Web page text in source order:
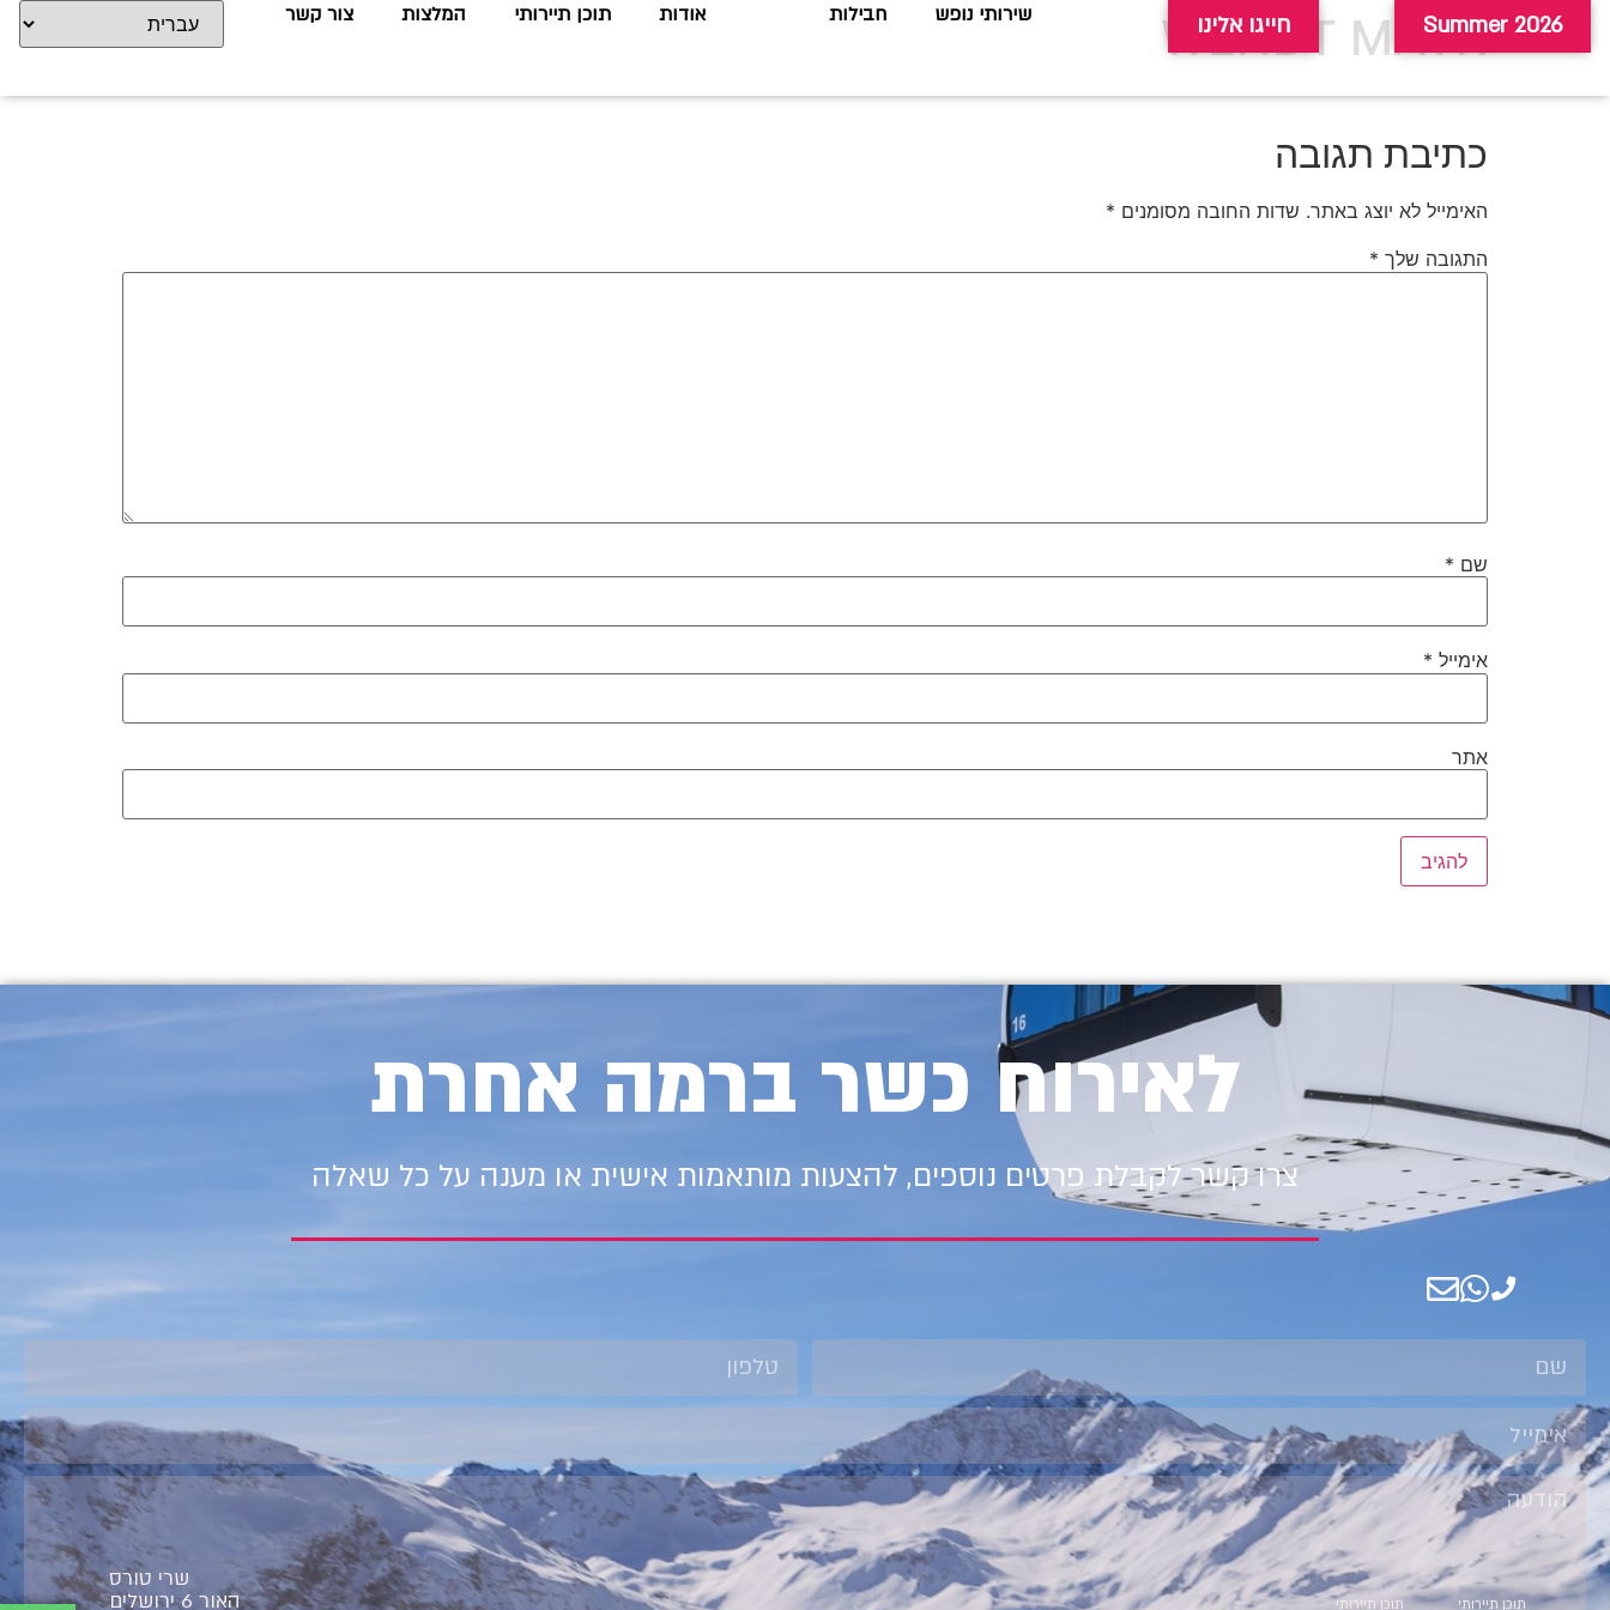
חייגו אלינו Summer 2026 שירותי נופש חבילות אודות תוכן תיירותי המלצות צור קשר WENDT MAYK
כתיבת תגובה
האימייל לא יוצג באתר. שדות החובה מסומנים *
התגובה שלך *
שם *
אימייל *
אתר
לאירוח כשר ברמה אחרת
צרו קשר לקבלת פרטים נוספים, להצעות מותאמות אישית או מענה על כל שאלה
קטגוריות
תוכן תיירותי
קטגוריות
תוכן תיירותי
שרי טורס
האור 6 ירושלים